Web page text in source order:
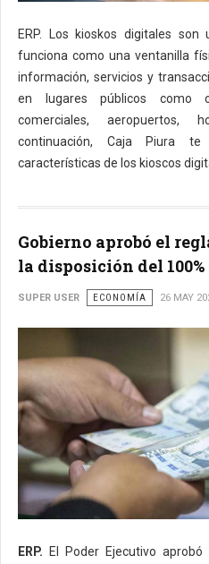
ERP. Los kioskos digitales
funciona como una ventanilla
información, servicios y
en lugares públicos como
comerciales, aeropuertos,
continuación, Caja Piura
características de los kioscos
Gobierno aprobó el
la disposición del 100%
SUPER USER ECONOMÍA 26 MAY
ERP. El Poder Ejecutivo